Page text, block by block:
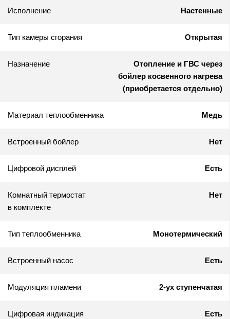
Исполнение Настенные
Тип камеры сгорания Открытая
Назначение
Отопление и ГВС через
бойлер косвенного нагрева
(приобретается отдельно)
Материал теплообменника Медь
Встроенный бойлер Нет
Цифровой дисплей Есть
Комнатный термостат
в комплекте
Нет
Тип теплообменника Монотермический
Встроенный насос Есть
Модуляция пламени 2-ух ступенчатая
Цифровая индикация
Есть